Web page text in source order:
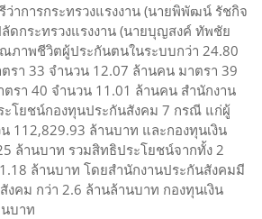
ว่าการกระทรวงแรงงาน (นายพิพัฒน์ รัชกิจ
ดกระทรวงแรงงาน (นายบุญสงค์ ทัพชัย
ภาพชีวิตผู้ประกันตนในระบบกว่า 24.80
รา 33 จำนวน 12.07 ล้านคน มาตรา 39
รา 40 จำนวน 11.01 ล้านคน สำนักงาน
โยชน์กองทุนประกันสังคม 7 กรณี แก่ผู้
112,829.93 ล้านบาท และกองทุนเงิน
ล้านบาท รวมสิทธิประโยชน์จากทั้ง 2
ล้านบาท โดยสำนักงานประกันสังคมมี
งคม กว่า 2.6 ล้านล้านบาท กองทุนเงิน
บาท